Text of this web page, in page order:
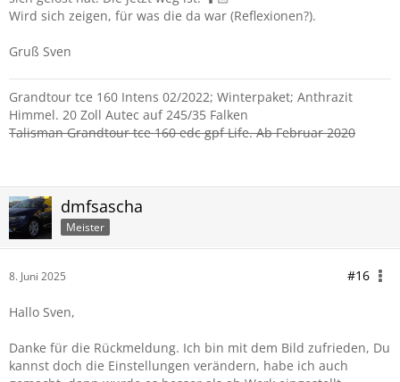
Wird sich zeigen, für was die da war (Reflexionen?).
Gruß Sven
Grandtour tce 160 Intens 02/2022; Winterpaket; Anthrazit
Himmel. 20 Zoll Autec auf 245/35 Falken
Talisman Grandtour tce 160 edc gpf Life. Ab Februar 2020
dmfsascha
Meister
8. Juni 2025 #16
Hallo Sven,
Danke für die Rückmeldung. Ich bin mit dem Bild zufrieden, Du
kannst doch die Einstellungen verändern, habe ich auch